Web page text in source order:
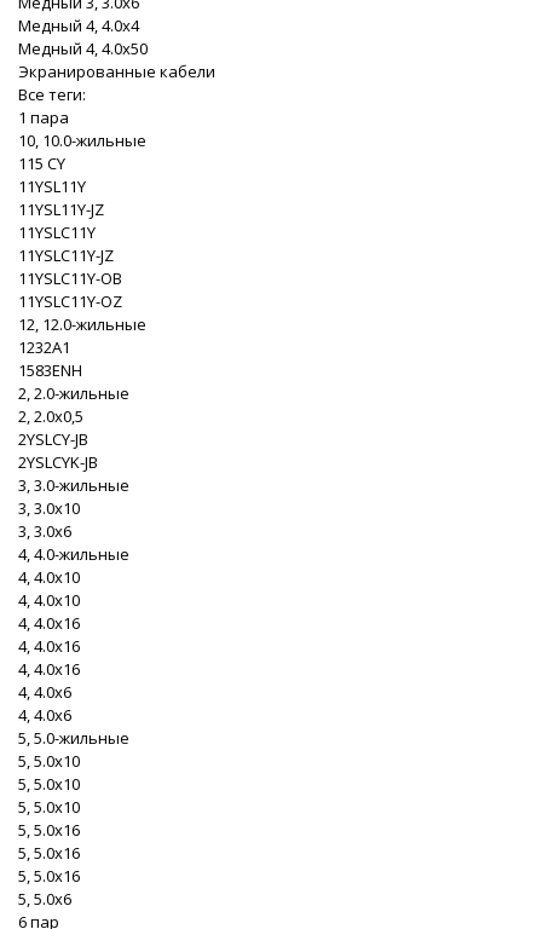
Медный 4, 4.0x4
Медный 4, 4.0x50
Экранированные кабели
Все теги:
1 пара
10, 10.0-жильные
115 CY
11YSL11Y
11YSL11Y-JZ
11YSLC11Y
11YSLC11Y-JZ
11YSLC11Y-OB
11YSLC11Y-OZ
12, 12.0-жильные
1232A1
1583ENH
2, 2.0-жильные
2, 2.0x0,5
2YSLCY-JB
2YSLCYK-JB
3, 3.0-жильные
3, 3.0x10
3, 3.0x6
4, 4.0-жильные
4, 4.0x10
4, 4.0x10
4, 4.0x16
4, 4.0x16
4, 4.0x16
4, 4.0x6
4, 4.0x6
5, 5.0-жильные
5, 5.0x10
5, 5.0x10
5, 5.0x10
5, 5.0x16
5, 5.0x16
5, 5.0x16
5, 5.0x6
6 пар